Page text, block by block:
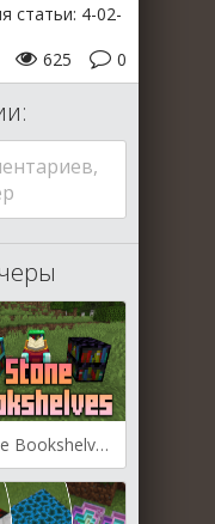
статьи: 4-02-
0
625
Stone Bookshelves для Майнкрафт [1.20.1, 1.19.4]